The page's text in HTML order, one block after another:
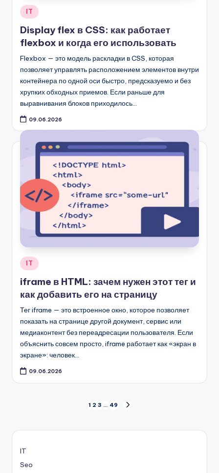
Опубликовано
IT
Display flex в CSS: как работает
flexbox и когда его использовать
Flexbox — это модель раскладки в CSS, которая
позволяет управлять расположением элементов внутри
контейнера по одной оси быстро, предсказуемо и без
хрупких обходных приемов. Если раньше для
выравнивания блоков приходилось…
09.06.2026
Опубликовано
IT
iframe в HTML: зачем нужен этот тег и
как добавить его на страницу
Тег iframe — это встроенное окно, которое позволяет
показать на странице другой документ, сервис или
медиаконтент без переадресации пользователя. Если
объяснить совсем просто, iframe работает как «экран в
экране»: человек…
09.06.2026
записей
1 2 3 … 49
IT
Seo